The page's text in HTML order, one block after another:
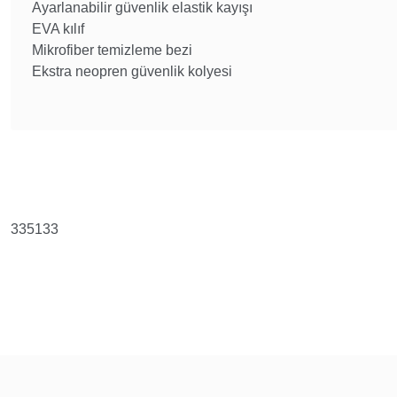
Ayarlanabilir güvenlik elastik kayışı
EVA kılıf
Mikrofiber temizleme bezi
Ekstra neopren güvenlik kolyesi
Ürün açıklamasında eksik bilgiler bulunuyor.
335133